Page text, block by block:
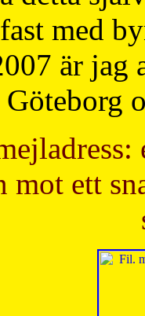
med
är
Göteborg
mot ett